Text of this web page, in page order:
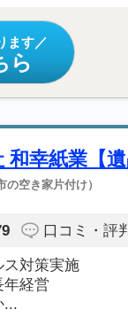
ます
ら
和幸紙業【遺
の空き家片付け）
口コミ・評
ス対策実施
年経営
...